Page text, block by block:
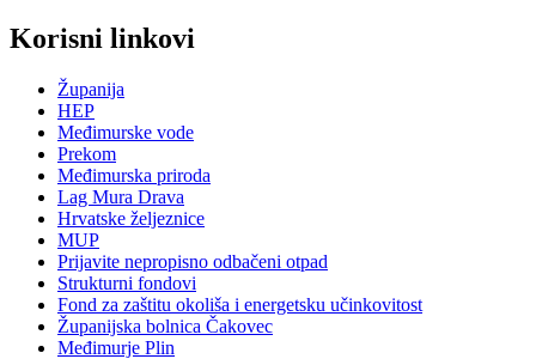
Korisni linkovi
Županija
HEP
Međimurske vode
Prekom
Međimurska priroda
Lag Mura Drava
Hrvatske željeznice
MUP
Prijavite nepropisno odbačeni otpad
Strukturni fondovi
Fond za zaštitu okoliša i energetsku učinkovitost
Županijska bolnica Čakovec
Međimurje Plin